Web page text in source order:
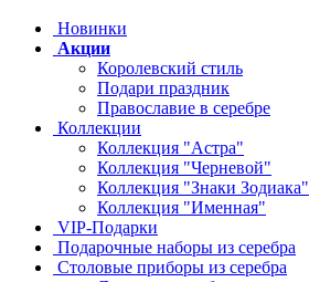
Новинки
Акции
Королевский стиль
Подари праздник
Православие в серебре
Коллекции
Коллекция "Астра"
Коллекция "Черневой"
Коллекция "Знаки Зодиака"
Коллекция "Именная"
VIP-Подарки
Подарочные наборы из серебра
Столовые приборы из серебра